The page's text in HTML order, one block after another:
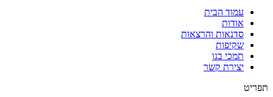
עמוד הבית
אודות
סדנאות והרצאות
שקיפות
תמכי בנו
יצירת קשר
תפריט